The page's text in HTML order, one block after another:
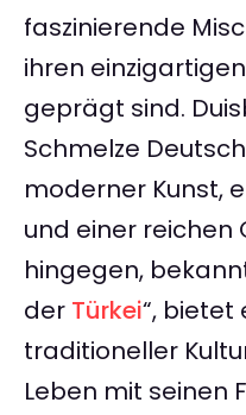
faszinierende
ihren
geprägt sind.
Schmelze
moderner Kunst,
und einer reichen
hingegen,
der Türkei“, bietet
traditioneller
Leben mit seinen